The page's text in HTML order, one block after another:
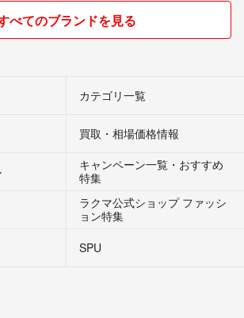
べてのブランドを見る
カテゴリ一覧
買取・相場価格情報
キャンペーン一覧・おすすめ
特集
ラクマ公式ショップ ファッシ
ョン特集
SPU